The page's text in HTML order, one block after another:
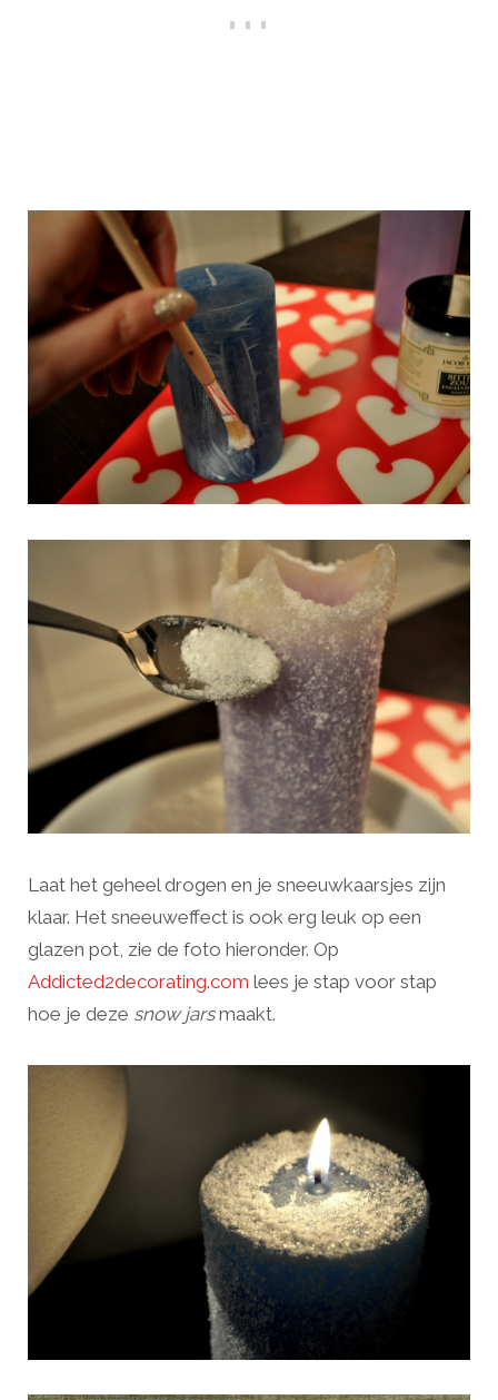
Laat het geheel drogen en je sneeuwkaarsjes zijn
klaar. Het sneeuweffect is ook erg leuk op een
glazen pot, zie de foto hieronder. Op
Addicted2decorating.com lees je stap voor stap
hoe je deze snow jarsmaakt.